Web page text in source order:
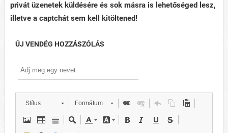
privát üzenetek küldésére és sok másra is lehetőséged lesz,
illetve a captchát sem kell kitöltened!
ÚJ VENDÉG HOZZÁSZÓLÁS
Stílus Formátum